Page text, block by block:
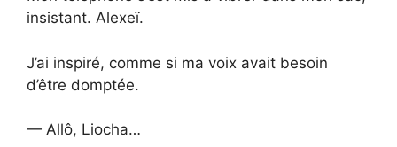
insistant. Alexeï.
J’ai inspiré, comme si ma voix avait besoin
d’être domptée.
— Allô, Liocha…